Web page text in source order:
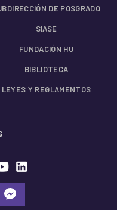
DE POSGRADO
SIASE
FUNDACIÓN HU
BIBLIOTECA
LEYES Y REGLAMENTOS